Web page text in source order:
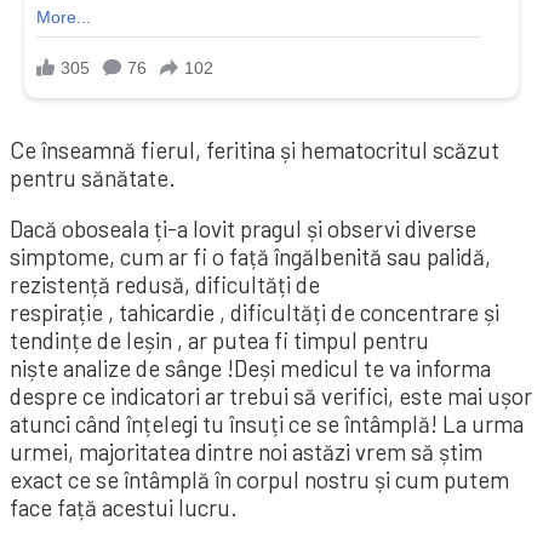
Ce înseamnă fierul, feritina și hematocritul scăzut
pentru sănătate.
Dacă oboseala ți-a lovit pragul și observi diverse
simptome, cum ar fi o față îngălbenită sau palidă,
rezistență redusă, dificultăți de
respirație , tahicardie , dificultăți de concentrare și
tendințe de leșin , ar putea fi timpul pentru
niște analize de sânge !Deși medicul te va informa
despre ce indicatori ar trebui să verifici, este mai ușor
atunci când înțelegi tu însuți ce se întâmplă! La urma
urmei, majoritatea dintre noi astăzi vrem să știm
exact ce se întâmplă în corpul nostru și cum putem
face față acestui lucru.